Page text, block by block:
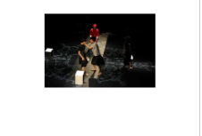
内外の若い振付家に開放された基
地です。世界のダンス・コレオグ
ラファーがその素晴らしい出会い
を求めて集う「バニョレ